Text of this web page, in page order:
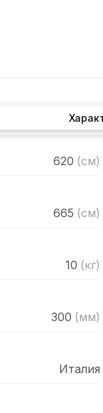
620 (см)
665 (см)
10 (кг)
300 (мм)
Италия